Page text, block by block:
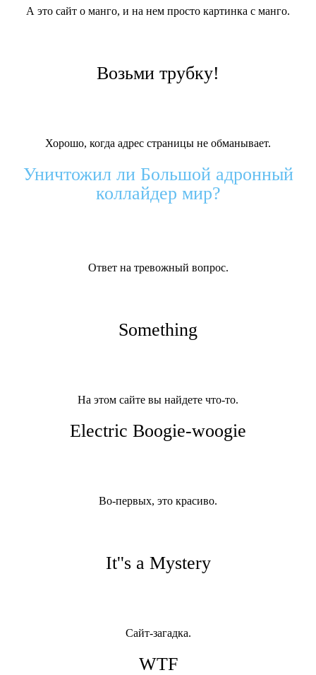
А это сайт о манго, и на нем просто картинка с манго.
Возьми трубку!
Хорошо, когда адрес страницы не обманывает.
Уничтожил ли Большой адронный
коллайдер мир?
Ответ на тревожный вопрос.
Something
На этом сайте вы найдете что-то.
Electric Boogie-woogie
Во-первых, это красиво.
It''s a Mystery
Сайт-загадка.
WTF